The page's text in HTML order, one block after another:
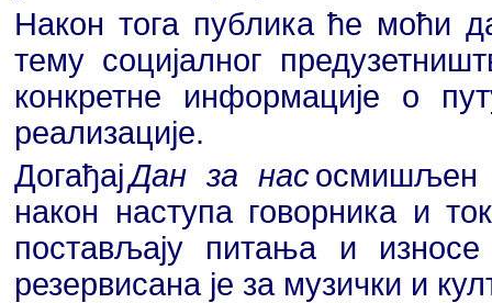
Након тога публика ће моћи
тему социјалног
конкретне информације о
реализације.
ДогађајДан за нас осмишљен
након наступа говорника и
постављају питања и износе
резервисана је за музички и